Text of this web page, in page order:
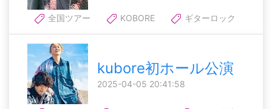
全国ツアー KOBORE ギターロック
kubore初ホール公演
2025-04-05 20:41:58